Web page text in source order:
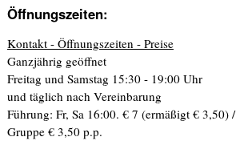
Öffnungszeiten:
Kontakt - Öffnungszeiten - Preise
Ganzjährig geöffnet
Freitag und Samstag 15:30 - 19:00 Uhr
und täglich nach Vereinbarung
Führung: Fr, Sa 16:00. € 7 (ermäßigt € 3,50) /
Gruppe € 3,50 p.p.